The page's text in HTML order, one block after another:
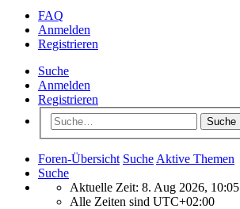
FAQ
Anmelden
Registrieren
Suche
Anmelden
Registrieren
Suche
Foren-Übersicht Suche Aktive Themen
Suche
Aktuelle Zeit: 8. Aug 2026, 10:05
Alle Zeiten sind UTC+02:00